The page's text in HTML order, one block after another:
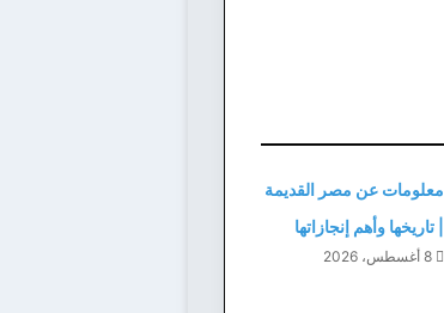
معلومات عن مصر القديمة
| تاريخها وأهم إنجازاتها
8 أغسطس، 2026